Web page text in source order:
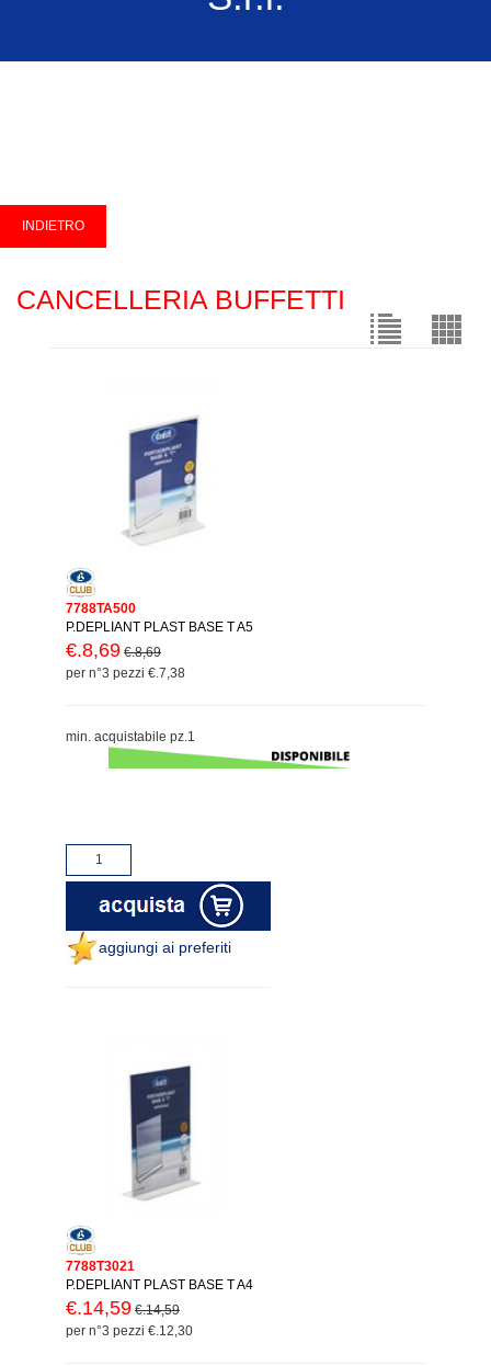
CANCELLERIA BUFFETTI
7788TA500
P.DEPLIANT PLAST BASE T A5
€.8,69 €.8,69
per n°3 pezzi €.7,38
min. acquistabile pz.1
aggiungi ai preferiti
7788T3021
P.DEPLIANT PLAST BASE T A4
€.14,59 €.14,59
per n°3 pezzi €.12,30